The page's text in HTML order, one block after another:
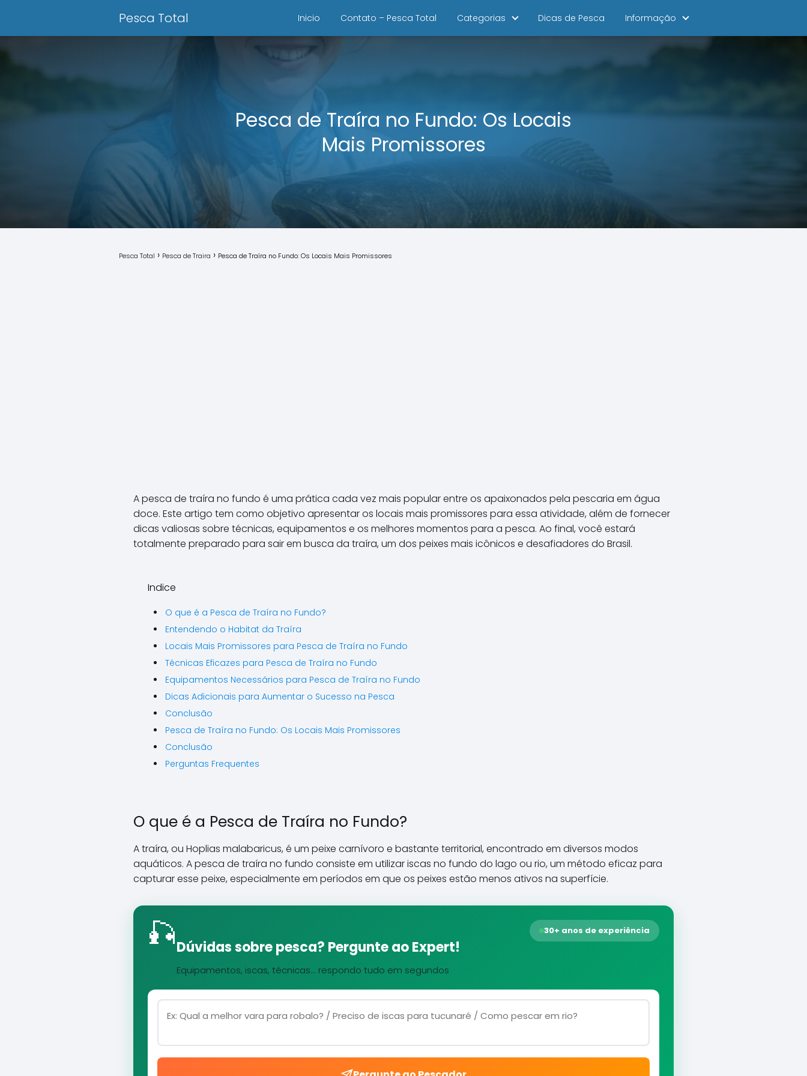
Pesca Total Inicio Contato – Pesca Total Categorias Dicas de Pesca Informação
Pesca de Traíra no Fundo: Os Locais
Mais Promissores
Pesca Total Pesca de Traira Pesca de Traíra no Fundo: Os Locais Mais Promissores
A pesca de traíra no fundo é uma prática cada vez mais popular entre os apaixonados pela pescaria em água
doce. Este artigo tem como objetivo apresentar os locais mais promissores para essa atividade, além de fornecer
dicas valiosas sobre técnicas, equipamentos e os melhores momentos para a pesca. Ao final, você estará
totalmente preparado para sair em busca da traíra, um dos peixes mais icônicos e desafiadores do Brasil.
Indice
O que é a Pesca de Traíra no Fundo?
Entendendo o Habitat da Traíra
Locais Mais Promissores para Pesca de Traíra no Fundo
Técnicas Eficazes para Pesca de Traíra no Fundo
Equipamentos Necessários para Pesca de Traíra no Fundo
Dicas Adicionais para Aumentar o Sucesso na Pesca
Conclusão
Pesca de Traíra no Fundo: Os Locais Mais Promissores
Conclusão
Perguntas Frequentes
O que é a Pesca de Traíra no Fundo?
A traíra, ou Hoplias malabaricus, é um peixe carnívoro e bastante territorial, encontrado em diversos modos
aquáticos. A pesca de traíra no fundo consiste em utilizar iscas no fundo do lago ou rio, um método eficaz para
capturar esse peixe, especialmente em períodos em que os peixes estão menos ativos na superfície.
🎣Dúvidas sobre pesca? Pergunte ao Expert!
Equipamentos, iscas, técnicas... respondo tudo em segundos
30+ anos de experiência